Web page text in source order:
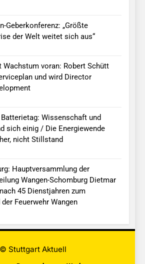
Geberkonferenz: „Größte
der Welt weitet sich aus“
Wachstum voran: Robert Schütt
und wird Director
Wissenschaft und
sich einig / Die Energiewende
nicht Stillstand
Hauptversammlung der
Wangen-Schomburg Dietmar
45 Dienstjahren zum
Feuerwehr Wangen
© Stuttgart Aktuell